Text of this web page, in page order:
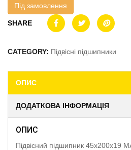
Під замовлення
SHARE
CATEGORY: Підвісні підшипники
ОПИС
ДОДАТКОВА ІНФОРМАЦІЯ
ОПИС
Підвісний підшипник 45x200x19